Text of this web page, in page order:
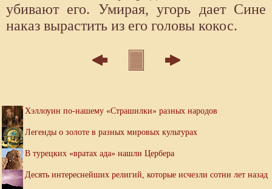
убивают его. Умирая, угорь дает Сине
наказ вырастить из его головы кокос.
Хэллоуин по-нашему «Страшилки» разных народов
Легенды о золоте в разных мировых культурах
В турецких «вратах ада» нашли Цербера
Десять интереснейших религий, которые исчезли сотни лет назад